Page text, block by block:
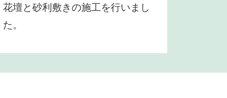
花壇と砂利敷きの施工を行いまし
た。